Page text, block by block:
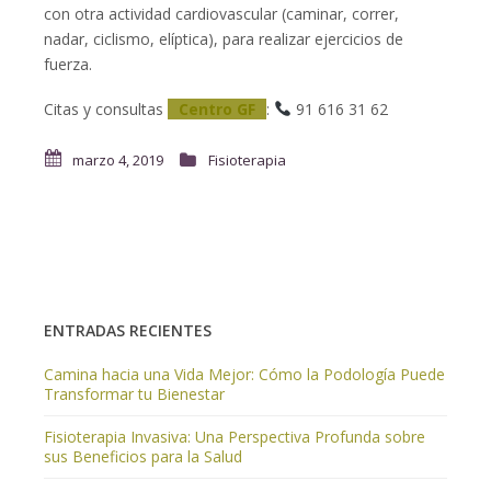
con otra actividad cardiovascular (caminar, correr,
nadar, ciclismo, elíptica), para realizar ejercicios de
fuerza.
Citas y consultas Centro GF : 91 616 31 62
marzo 4, 2019 Fisioterapia
ENTRADAS RECIENTES
Camina hacia una Vida Mejor: Cómo la Podología Puede
Transformar tu Bienestar
Fisioterapia Invasiva: Una Perspectiva Profunda sobre
sus Beneficios para la Salud